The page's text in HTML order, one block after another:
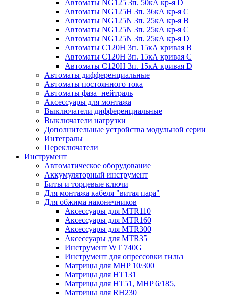
Автоматы NG125 3п. 50кА кр-я D
Автоматы NG125H 3п. 36кА кр-я C
Автоматы NG125N 3п. 25кА кр-я B
Автоматы NG125N 3п. 25кА кр-я C
Автоматы NG125N 3п. 25кА кр-я D
Автоматы С120Н 3п. 15кА кривая B
Автоматы С120Н 3п. 15кА кривая C
Автоматы С120Н 3п. 15кА кривая D
Автоматы дифференциальные
Автоматы постоянного тока
Автоматы фаза+нейтраль
Аксессуары для монтажа
Выключатели дифференциальные
Выключатели нагрузки
Дополнительные устройства модульной серии
Интегралы
Переключатели
Инструмент
Автоматическое оборудование
Аккумуляторный инструмент
Биты и торцевые ключи
Для монтажа кабеля "витая пара"
Для обжима наконечников
Аксессуары для MTR110
Аксессуары для MTR160
Аксессуары для MTR300
Аксессуары для MTR35
Инструмент WT 740G
Инструмент для опрессовки гильз
Матрицы для MHP 10/300
Матрицы для НТ131
Матрицы для НТ51, MHP 6/185,
Матрицы для RH230